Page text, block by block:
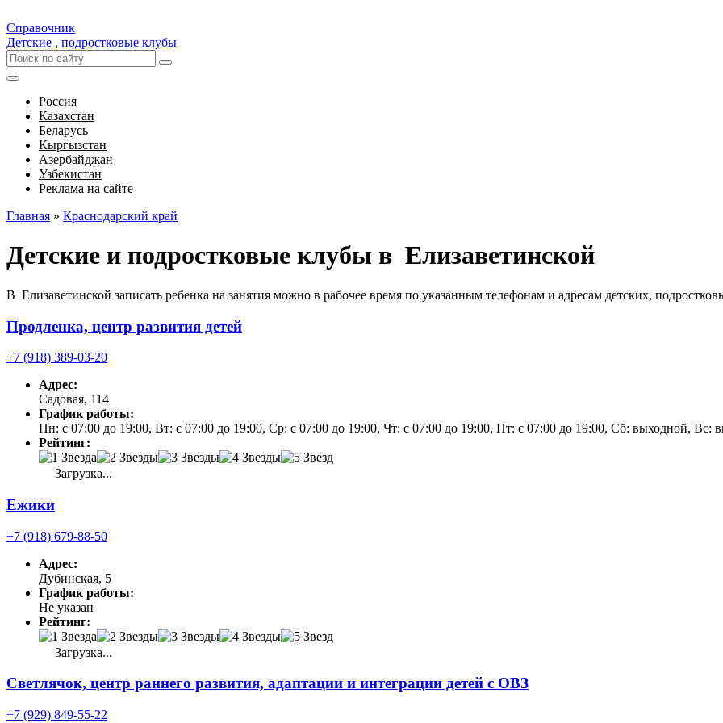
Справочник
Детские , подростковые клубы
Россия
Казахстан
Беларусь
Кыргызстан
Азербайджан
Узбекистан
Реклама на сайте
Главная » Краснодарский край
Детские и подростковые клубы в Елизаветинской
В Елизаветинской записать ребенка на занятия можно в рабочее время по указанным телефонам и адресам детских,
Продленка, центр развития детей
+7 (918) 389-03-20
Адрес:
Садовая, 114
График работы:
Пн: с 07:00 до 19:00, Вт: с 07:00 до 19:00, Ср: с 07:00 до 19:00, Чт: с 07:00 до 19:00, Пт: с 07:00 до 19:00, Сб: выходной, Вс:
Рейтинг:
Загрузка...
Ежики
+7 (918) 679-88-50
Адрес:
Дубинская, 5
График работы:
Не указан
Рейтинг:
Загрузка...
Светлячок, центр раннего развития, адаптации и интеграции детей с ОВЗ
+7 (929) 849-55-22